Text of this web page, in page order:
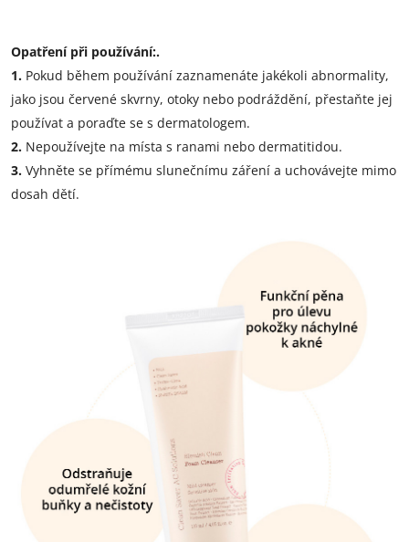
Opatření při používání:.
1. Pokud během používání zaznamenáte jakékoli abnormality,
jako jsou červené skvrny, otoky nebo podráždění, přestaňte jej
používat a poraďte se s dermatologem.
2. Nepoužívejte na místa s ranami nebo dermatitidou.
3. Vyhněte se přímému slunečnímu záření a uchovávejte mimo
dosah dětí.